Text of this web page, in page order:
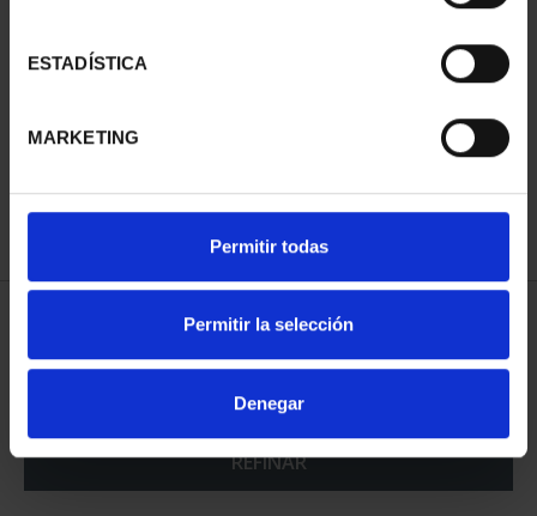
ESTADÍSTICA
MARKETING
Permitir todas
Permitir la selección
Denegar
SUSCRIPCIÓN
949,00 €
registrados
SUSCRIPCIÓN
CAPITALES DE
PROVINCIA 4
949,00 €
registrados
REFINAR